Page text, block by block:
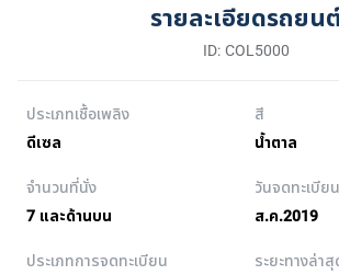
รายละเอียดรถยน
ID: COL5000
ประเภทเชื้อเพลิง
ดีเซล
สี
น้ำตาล
จำนวนที่นั่ง
7 และด้านบน
วันจดทะเบียน
ส.ค.2019
ประเภทการจดทะเบียน
ระยะทางล่า